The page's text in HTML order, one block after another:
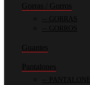
Gorras / Gorros
GORRAS
GORROS
Guantes
Pantalones